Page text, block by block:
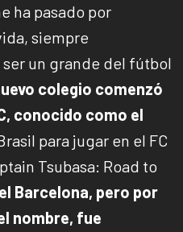
ha pasado por
siempre
un grande del fútbol
colegio comenzó
conocido como el
para jugar en el FC
Tsubasa: Road to
Barcelona, pero por
nombre, fue